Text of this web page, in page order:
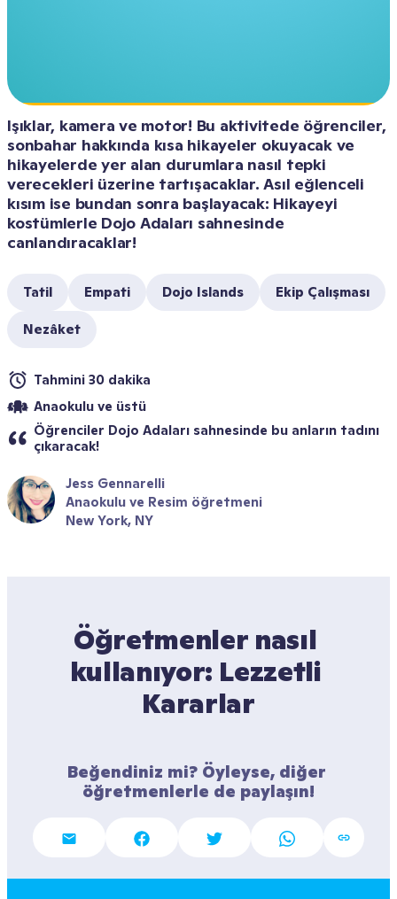
Işıklar, kamera ve motor! Bu aktivitede öğrenciler,
sonbahar hakkında kısa hikayeler okuyacak ve
hikayelerde yer alan durumlara nasıl tepki
verecekleri üzerine tartışacaklar. Asıl eğlenceli
kısım ise bundan sonra başlayacak: Hikayeyi
kostümlerle Dojo Adaları sahnesinde
canlandıracaklar!
Tatil Empati Dojo Islands Ekip Çalışması
Nezâket
Tahmini 30 dakika
Anaokulu ve üstü
Öğrenciler Dojo Adaları sahnesinde bu anların tadını
çıkaracak!
Jess Gennarelli
Anaokulu ve Resim öğretmeni
New York, NY
Öğretmenler nasıl
kullanıyor: Lezzetli
Kararlar
Beğendiniz mi? Öyleyse, diğer
öğretmenlerle de paylaşın!